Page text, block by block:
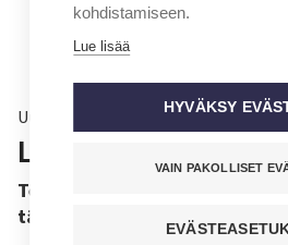
Uutinen
Lakonuhan sovittelu
Tehyn ja SuPerin lakonuhan
tänään.
kohdistamiseen.
Lue lisää
HYVÄKSY
VAIN PAKOLLISET